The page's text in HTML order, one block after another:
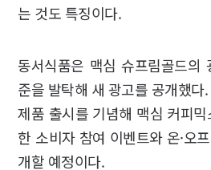
는 것도 특징이다.
동서식품은 맥심 슈프림골드의
준을 발탁해 새 광고를 공개했다
제품 출시를 기념해 맥심 커피
한 소비자 참여 이벤트와 온·오
개할 예정이다.